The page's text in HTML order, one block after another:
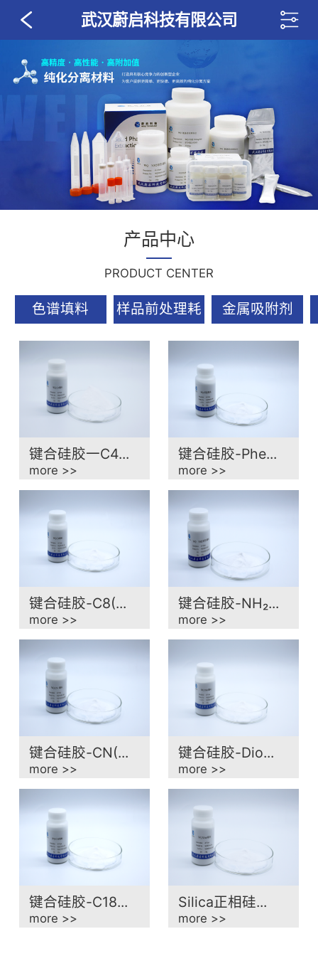
武汉蔚启科技有限公司
产品中心
PRODUCT CENTER
色谱填料
样品前处理耗
金属吸附剂
键合硅胶一C4...
more >>
键合硅胶-Phe...
more >>
键合硅胶-C8(...
more >>
键合硅胶-NH₂...
more >>
键合硅胶-CN(...
more >>
键合硅胶-Dio...
more >>
键合硅胶-C18...
more >>
Silica正相硅...
more >>